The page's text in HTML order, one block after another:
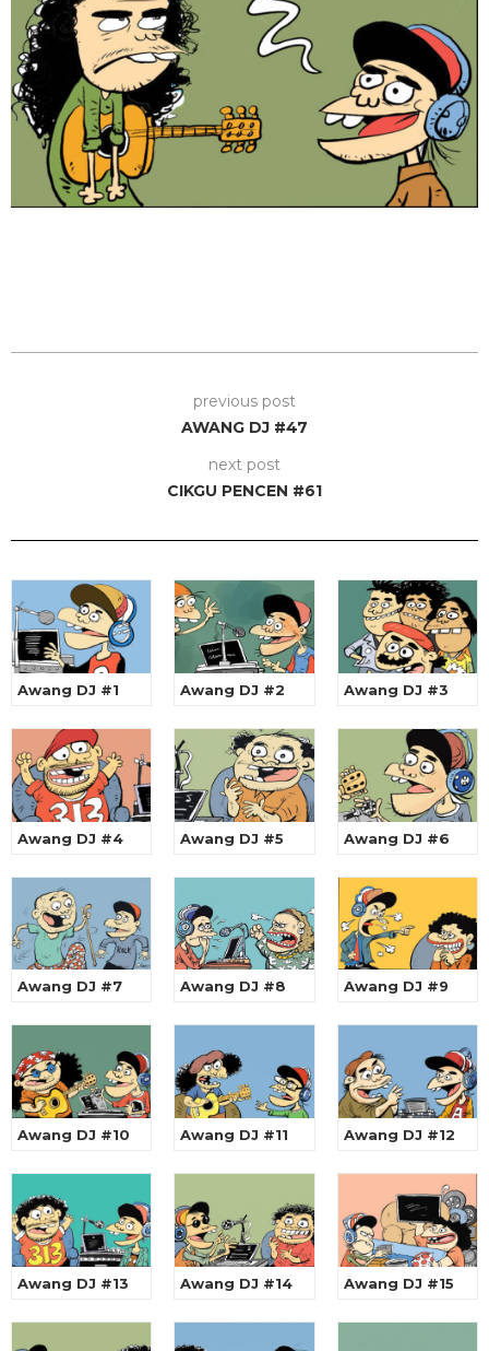
previous post
AWANG DJ #47
next post
CIKGU PENCEN #61
Awang DJ #1 Awang DJ #2 Awang DJ #3
Awang DJ #4 Awang DJ #5 Awang DJ #6
Awang DJ #7 Awang DJ #8 Awang DJ #9
Awang DJ #10 Awang DJ #11 Awang DJ #12
Awang DJ #13 Awang DJ #14 Awang DJ #15